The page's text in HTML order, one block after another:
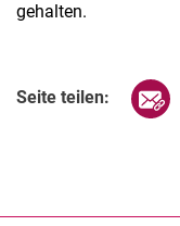
gehalten.
Seite teilen: